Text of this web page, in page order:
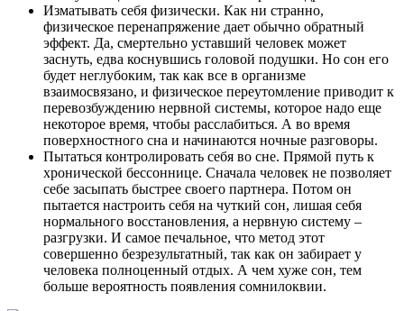
Изматывать себя физически. Как ни странно,
физическое перенапряжение дает обычно обратный
эффект. Да, смертельно уставший человек может
заснуть, едва коснувшись головой подушки. Но сон его
будет неглубоким, так как все в организме
взаимосвязано, и физическое переутомление приводит к
перевозбуждению нервной системы, которое надо еще
некоторое время, чтобы расслабиться. А во время
поверхностного сна и начинаются ночные разговоры.
Пытаться контролировать себя во сне. Прямой путь к
хронической бессоннице. Сначала человек не позволяет
себе засыпать быстрее своего партнера. Потом он
пытается настроить себя на чуткий сон, лишая себя
нормального восстановления, а нервную систему –
разгрузки. И самое печальное, что метод этот
совершенно безрезультатный, так как он забирает у
человека полноценный отдых. А чем хуже сон, тем
больше вероятность появления сомнилоквии.